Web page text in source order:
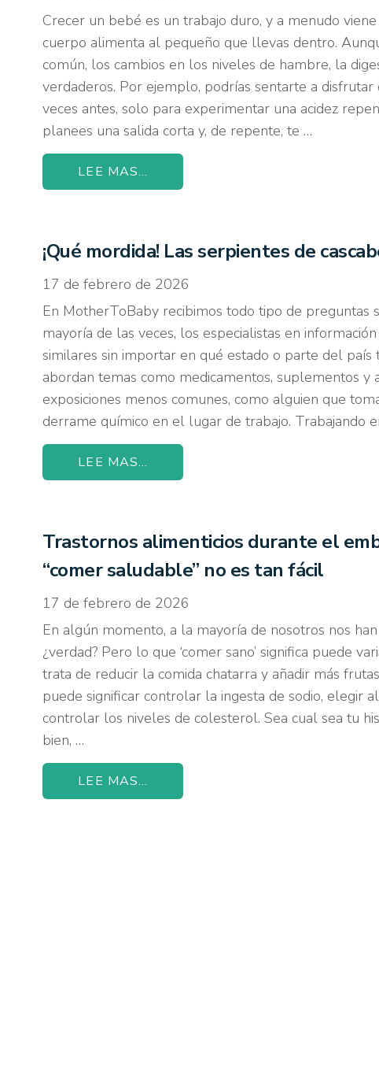
Crecer un bebé es un trabajo duro, y a menudo
cuerpo alimenta al pequeño que llevas dentro.
común, los cambios en los niveles de hambre, la
verdaderos. Por ejemplo, podrías sentarte a
veces antes, solo para experimentar una acidez
planees una salida corta y, de repente, te …
LEE MAS...
¡Qué mordida! Las serpientes de
17 de febrero de 2026
En MotherToBaby recibimos todo tipo de preguntas
mayoría de las veces, los especialistas en
similares sin importar en qué estado o parte del
abordan temas como medicamentos, suplementos
exposiciones menos comunes, como alguien que
derrame químico en el lugar de trabajo. Trabajando
LEE MAS...
Trastornos alimenticios durante el
“comer saludable” no es tan fácil
17 de febrero de 2026
En algún momento, a la mayoría de nosotros nos
¿verdad? Pero lo que ‘comer sano’ significa puede
trata de reducir la comida chatarra y añadir más
puede significar controlar la ingesta de sodio, elegir
controlar los niveles de colesterol. Sea cual sea tu
bien, …
LEE MAS...